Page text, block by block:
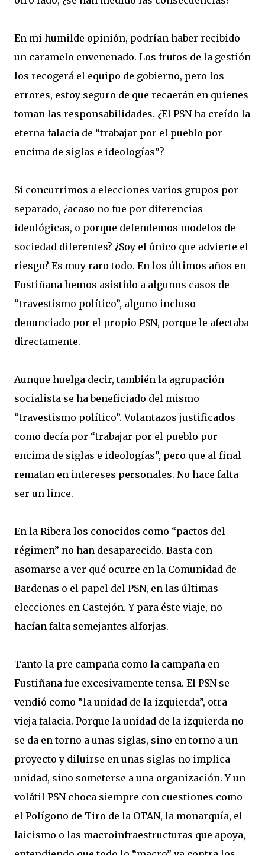
En mi humilde opinión, podrían haber recibido
un caramelo envenenado. Los frutos de la gestión
los recogerá el equipo de gobierno, pero los
errores, estoy seguro de que recaerán en quienes
toman las responsabilidades. ¿El PSN ha creído la
eterna falacia de “trabajar por el pueblo por
encima de siglas e ideologías”?
Si concurrimos a elecciones varios grupos por
separado, ¿acaso no fue por diferencias
ideológicas, o porque defendemos modelos de
sociedad diferentes? ¿Soy el único que advierte el
riesgo? Es muy raro todo. En los últimos años en
Fustiñana hemos asistido a algunos casos de
“travestismo político”, alguno incluso
denunciado por el propio PSN, porque le afectaba
directamente.
Aunque huelga decir, también la agrupación
socialista se ha beneficiado del mismo
“travestismo político”. Volantazos justificados
como decía por “trabajar por el pueblo por
encima de siglas e ideologías”, pero que al final
rematan en intereses personales. No hace falta
ser un lince.
En la Ribera los conocidos como “pactos del
régimen” no han desaparecido. Basta con
asomarse a ver qué ocurre en la Comunidad de
Bardenas o el papel del PSN, en las últimas
elecciones en Castejón. Y para éste viaje, no
hacían falta semejantes alforjas.
Tanto la pre campaña como la campaña en
Fustiñana fue excesivamente tensa. El PSN se
vendió como “la unidad de la izquierda”, otra
vieja falacia. Porque la unidad de la izquierda no
se da en torno a unas siglas, sino en torno a un
proyecto y diluirse en unas siglas no implica
unidad, sino someterse a una organización. Y un
volátil PSN choca siempre con cuestiones como
el Polígono de Tiro de la OTAN, la monarquía, el
laicismo o las macroinfraestructuras que apoya,